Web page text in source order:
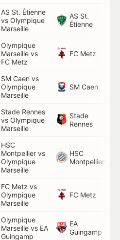
AS St. Étienne
vs Olympique
Marseille
AS St.
Étienne
Olympique
Marseille vs
FC Metz
FC Metz
SM Caen vs
Olympique
Marseille
SM Caen
Stade Rennes
vs Olympique
Marseille
Stade
Rennes
HSC
Montpellier vs
Olympique
Marseille
HSC
Montpellier
FC Metz vs
Olympique
Marseille
FC Metz
Olympique
Marseille vs EA
Guingamp
EA
Guingamp